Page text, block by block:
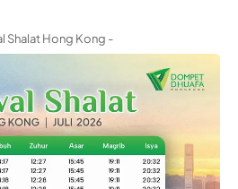
Shalat Hong Kong -